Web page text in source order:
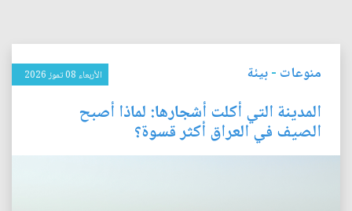
منوعات -بيئة الأربعاء 08 تموز 2026
المدينة التي أكلت أشجارها: لماذا أصبح
الصيف في العراق أكثر قسوة؟